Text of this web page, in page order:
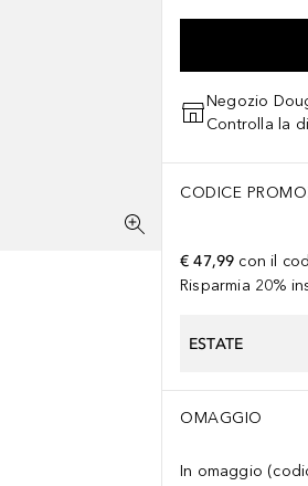
Negozio
Controlla la
CODICE
€ 47,99 con il
Risparmia 20%
ESTATE
OMAGGIO
In omaggio